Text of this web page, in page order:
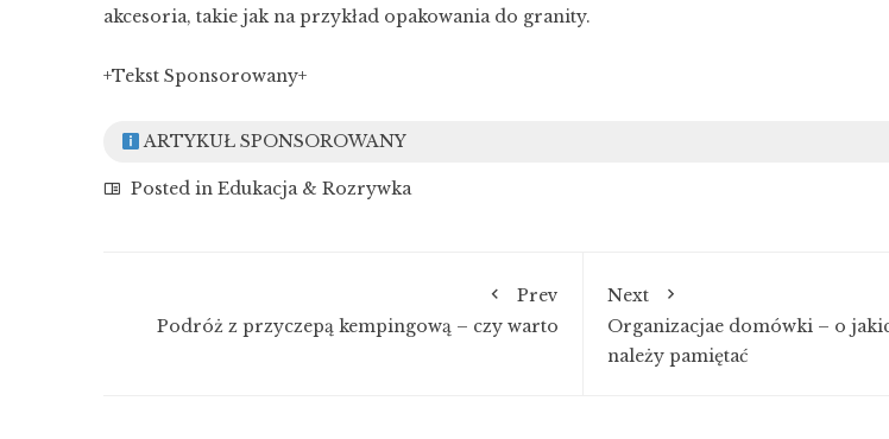
akcesoria, takie jak na przykład opakowania do granity.
+Tekst Sponsorowany+
ARTYKUŁ SPONSOROWANY
Posted in Edukacja & Rozrywka
Prev
Podróż z przyczepą kempingową – czy warto
Next
Organizacjae domówki – o
należy pamiętać